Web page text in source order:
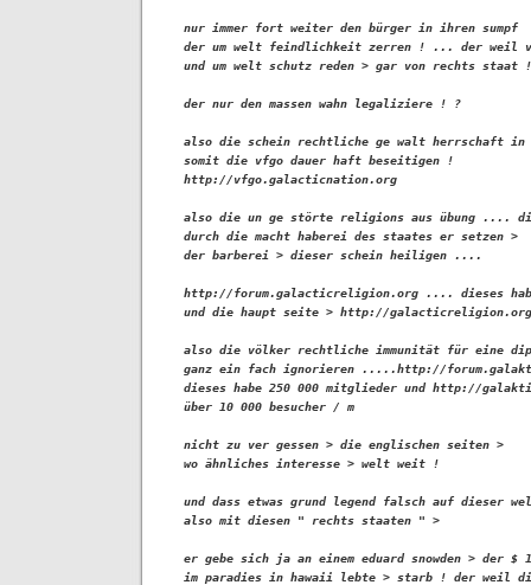
nur immer fort weiter den bürger in ihren sumpf
der um welt feindlichkeit zerren ! ... der weil
und um welt schutz reden > gar von rechts staat
der nur den massen wahn legaliziere ! ?
also die schein rechtliche ge walt herrschaft in
somit die vfgo dauer haft beseitigen !
http://vfgo.galacticnation.org
also die un ge störte religions aus übung .... die
durch die macht haberei des staates er setzen >
der barberei > dieser schein heiligen ....
http://forum.galacticreligion.org .... dieses
und die haupt seite > http://galacticreligion.org
also die völker rechtliche immunität für eine
ganz ein fach ignorieren .....http://
dieses habe 250 000 mitglieder und http://
über 10 000 besucher / m
nicht zu ver gessen > die englischen seiten >
wo ähnliches interesse > welt weit !
und dass etwas grund legend falsch auf dieser
also mit diesen " rechts staaten " >
er gebe sich ja an einem eduard snowden > der $
im paradies in hawaii lebte > starb ! der weil